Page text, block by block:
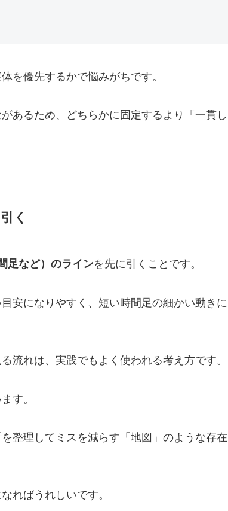
を優先するかで悩みがちです。
あるため、どちらかに固定するより「一貫し
く
足など）のラインを先に引くことです。
安になりやすく、短い時間足の細かい動きに
流れは、実践でもよく使われる考え方です。
す。
整理してミスを減らす「地図」のような存在
ればうれしいです。